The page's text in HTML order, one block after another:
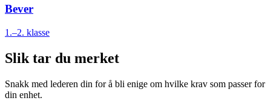
Bever
1.–2. klasse
Slik tar du merket
Snakk med lederen din for å bli enige om hvilke krav som passer for
din enhet.